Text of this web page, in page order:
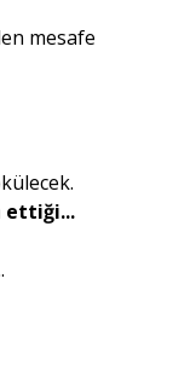
mesafe
ettiği...